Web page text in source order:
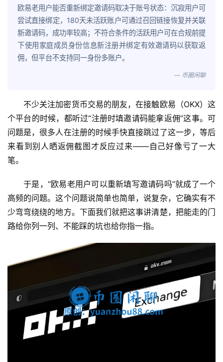
欧易老用户能否重新绑定邀请码取决于账号状态：沉寂用户可
尝试直接绑定，180天未活跃账户可通过召回链接恢复并关联
新邀请码，成功率较高；不符合条件的活跃用户可在合规前提
下使用家庭成员身份信息新注册并绑定有效邀请码以获取返
佣，但平台不支持同一身份多账户。
— 币圈闲聊
不少关注加密货币交易的朋友，在接触欧易（OKX）这
个平台的时候，都听过“注册时填邀请码能拿返佣”这事。可
问题是，很多人在注册的时候手快直接跳过了这一步，等后
来看到别人晒返佣截图才反应过来——自己好像亏了一大
笔。
于是，“欧易老用户可以重新填写邀请码吗”就成了一个
高频的问题。这个问题说简单也简单，说复杂，它确实有不
少弯弯绕绕的地方。下面我们就把这事讲清楚，把能走的门
路给你列一列、不能踩的坑也给你指一指。